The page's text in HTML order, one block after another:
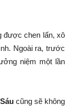
được chen lấn, xô
Ngoài ra, trước
niệm một lần
cũng sẽ không